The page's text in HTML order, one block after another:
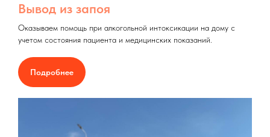
Вывод из запоя
Оказываем помощь при алкогольной интоксикации на дому с
учетом состояния пациента и медицинских показаний.
Подробнее